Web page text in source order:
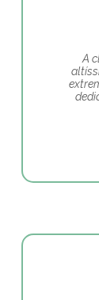
A